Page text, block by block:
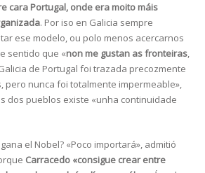
cara Portugal, onde era moito máis
. Por iso en Galicia sempre
ese modelo, ou polo menos acercarnos
sentido que «non me gustan as fronteiras,
de Portugal foi trazada precozmente
pero nunca foi totalmente impermeable»,
dos pueblos existe «unha continuidade
el Nobel? «Poco importará», admitió
Carracedo «consigue crear entre